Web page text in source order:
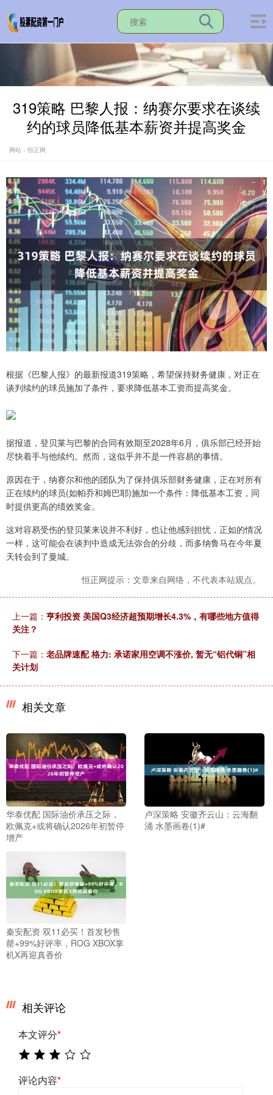
319策略 巴黎人报：纳赛尔要求在谈续
约的球员降低基本薪资并提高奖金
网站：恒正网
根据《巴黎人报》的最新报道319策略，希望保持财务健康，对正在
谈判续约的球员施加了条件，要求降低基本工资而提高奖金。
据报道，登贝莱与巴黎的合同有效期至2028年6月，俱乐部已经开始
尽快着手与他续约。然而，这似乎并不是一件容易的事情。
原因在于，纳赛尔和他的团队为了保持俱乐部财务健康，正在对所有
正在续约的球员(如帕乔和姆巴耶)施加一个条件：降低基本工资，同
时提供更高的绩效奖金。
这对容易受伤的登贝莱来说并不利好，也让他感到担忧，正如的情况
一样，这可能会在谈判中造成无法弥合的分歧，而多纳鲁马在今年夏
天转会到了曼城。
恒正网提示：文章来自网络，不代表本站观点。
上一篇： 亨利投资 美国Q3经济超预期增长4.3%，有哪些地方值得
关注？
下一篇： 老品牌速配 格力: 承诺家用空调不涨价, 暂无“铝代铜”相
关计划
相关文章
华泰优配 国际油价承压之际，
欧佩克+或将确认2026年初暂停
增产
卢深策略 安徽齐云山：云海翻
涌 水墨画卷(1)#
秦安配资 双11必买！首发秒售
罄+99%好评率，ROG XBOX掌
机X再迎真香价
相关评论
本文评分*
评论内容*